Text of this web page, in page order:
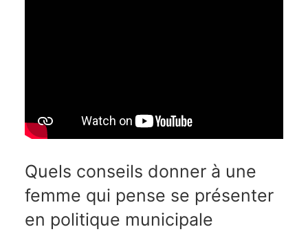
Quels conseils donner à une
femme qui pense se présenter
en politique municipale